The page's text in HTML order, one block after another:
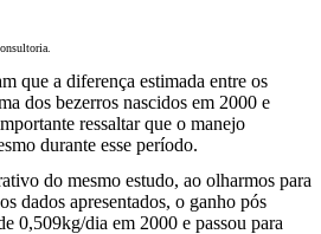
que a diferença estimada entre os
dos bezerros nascidos em 2000 e
ressaltar que o manejo
durante esse período.
do mesmo estudo, ao olharmos para
dados apresentados, o ganho pós
0,509kg/dia em 2000 e passou para